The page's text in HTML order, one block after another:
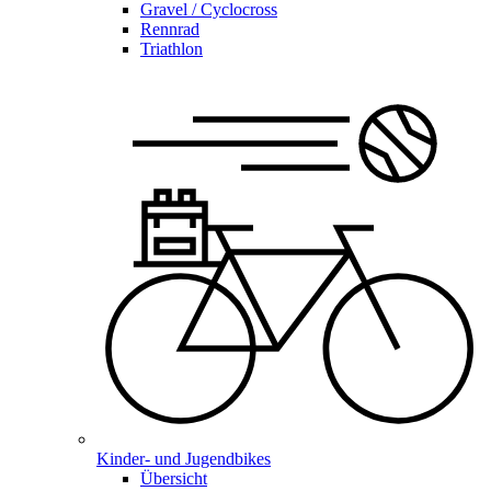
Gravel / Cyclocross
Rennrad
Triathlon
Kinder- und Jugendbikes
Übersicht